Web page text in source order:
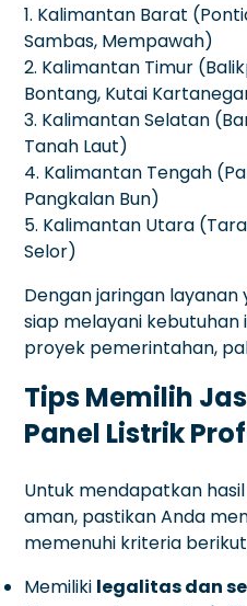
1. Kalimantan Barat
Sambas, Mempawah)
2. Kalimantan Timur
Bontang, Kutai
3. Kalimantan Selatan
Tanah Laut)
4. Kalimantan Tengah
Pangkalan Bun)
5. Kalimantan Utara
Selor)
Dengan jaringan layanan
siap melayani kebutuhan
proyek pemerintahan,
Tips Memilih
Panel Listrik
Untuk mendapatkan
aman, pastikan Anda
memenuhi kriteria
Memiliki legalitas dan